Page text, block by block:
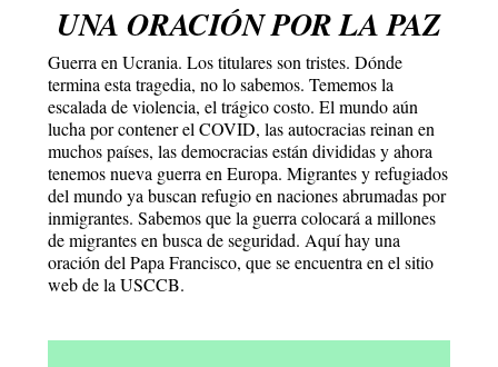
UNA ORACIÓN POR LA PAZ
Guerra en Ucrania. Los titulares son tristes. Dónde
termina esta tragedia, no lo sabemos. Tememos la
escalada de violencia, el trágico costo. El mundo aún
lucha por contener el COVID, las autocracias reinan en
muchos países, las democracias están divididas y ahora
tenemos nueva guerra en Europa. Migrantes y refugiados
del mundo ya buscan refugio en naciones abrumadas por
inmigrantes. Sabemos que la guerra colocará a millones
de migrantes en busca de seguridad. Aquí hay una
oración del Papa Francisco, que se encuentra en el sitio
web de la USCCB.